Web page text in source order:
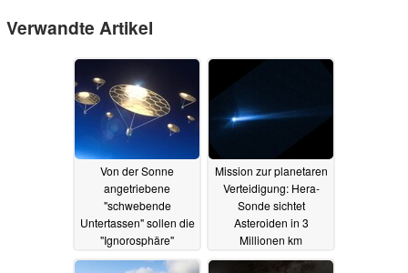
Verwandte Artikel
Von der Sonne
angetriebene
"schwebende
Untertassen" sollen die
"Ignorosphäre"
erforschen17.08.2025
Mission zur planetaren
Verteidigung: Hera-
Sonde sichtet
Asteroiden in 3
Millionen km
Entfernung12.08.2025